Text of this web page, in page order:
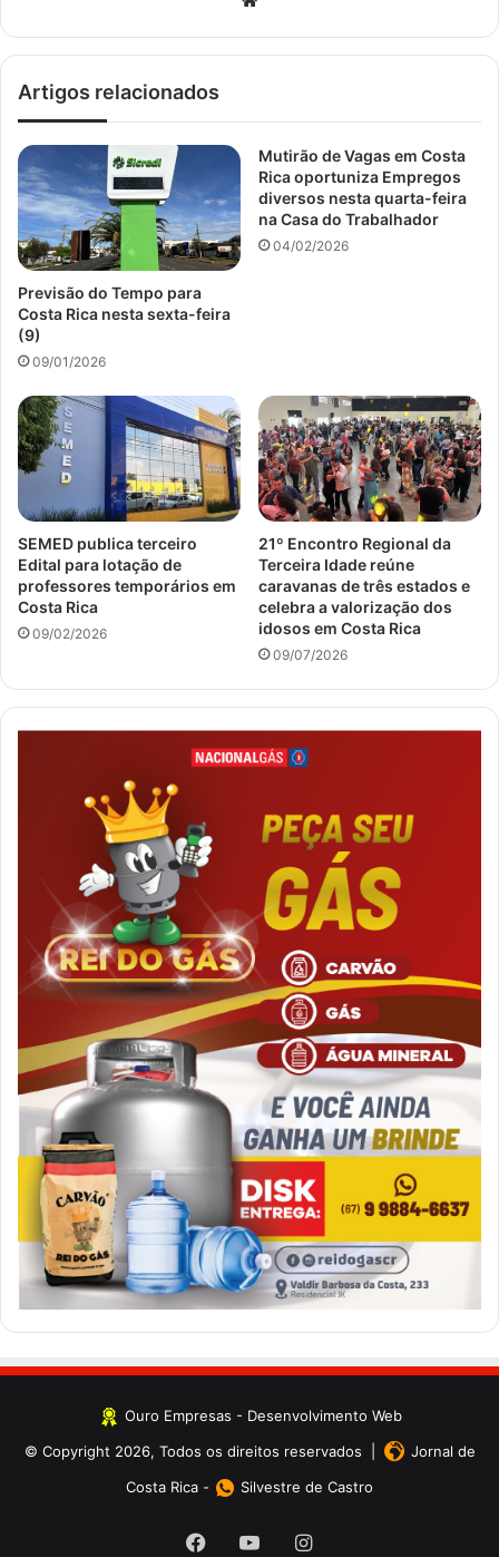
Artigos relacionados
Previsão do Tempo para
Costa Rica nesta sexta-feira
(9)
09/01/2026
Mutirão de Vagas em Costa
Rica oportuniza Empregos
diversos nesta quarta-feira
na Casa do Trabalhador
04/02/2026
SEMED publica terceiro
Edital para lotação de
professores temporários em
Costa Rica
09/02/2026
21º Encontro Regional da
Terceira Idade reúne
caravanas de três estados e
celebra a valorização dos
idosos em Costa Rica
09/07/2026
Ouro Empresas - Desenvolvimento Web
© Copyright 2026, Todos os direitos reservados |
Jornal de
Costa Rica - Silvestre de Castro
Facebook
YouTubeInstagram